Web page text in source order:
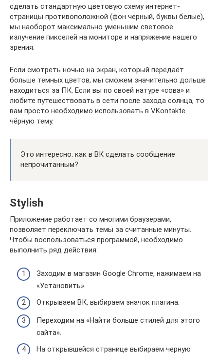
сделать стандартную цветовую схему интернет-
страницы противоположной (фон чёрный, буквы белые),
мы наоборот максимально уменьшим световое
излучение пикселей на мониторе и напряжение нашего
зрения.
Если смотреть ночью на экран, который передаёт
больше темных цветов, мы сможем значительно дольше
находиться за ПК. Если вы по своей натуре «сова» и
любите путешествовать в сети после захода солнца, то
вам просто необходимо использовать в VKontakte
чёрную тему.
Это интересно: как в ВК сделать сообщение
непрочитанным?
Stylish
Приложение работает со многими браузерами,
позволяет переключать темы за считанные минуты.
Чтобы воспользоваться программой, необходимо
выполнить ряд действия:
Заходим в магазин Google Chrome, нажимаем на
«Установить».
Открываем ВК, выбираем значок плагина.
Переходим на «Найти больше стилей для этого
сайта».
На открывшейся странице выбираем черную